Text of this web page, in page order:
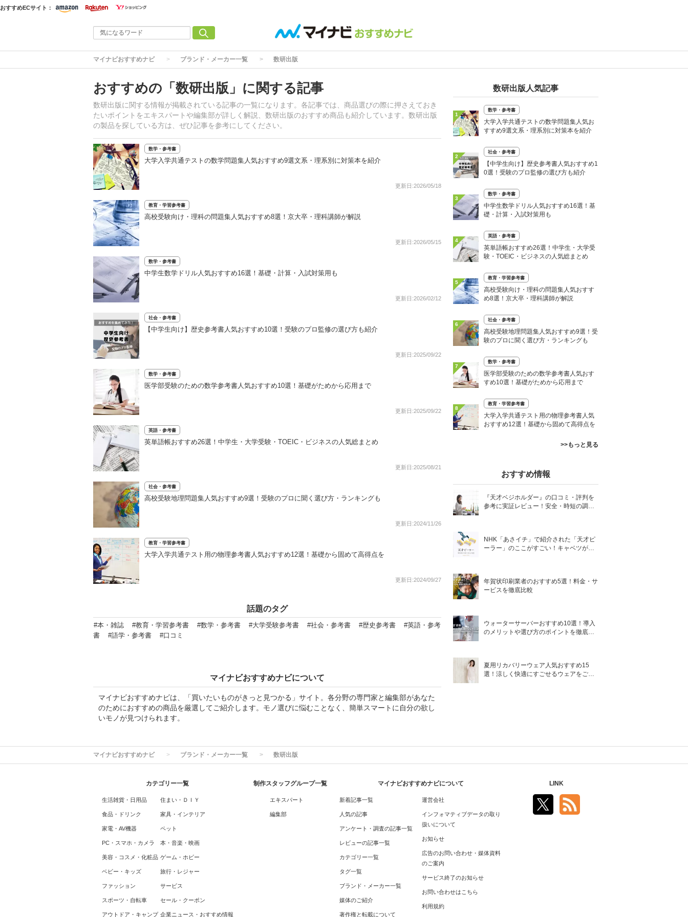
おすすめECサイト：
マイナビおすすめナビ ブランド・メーカー一覧 数研出版
おすすめの「数研出版」に関する記事
数研出版に関する情報が掲載されている記事の一覧になります。各記事では、商品選びの際に押さえておき
たいポイントをエキスパートや編集部が詳しく解説、数研出版のおすすめ商品も紹介しています。数研出版
の製品を探している方は、ぜひ記事を参考にしてください。
数学・参考書
大学入学共通テストの数学問題集人気おすすめ9選文系・理系別に対策本を紹介
更新日:2026/05/18
教育・学習参考書
高校受験向け・理科の問題集人気おすすめ8選！京大卒・理科講師が解説
更新日:2026/05/15
数学・参考書
中学生数学ドリル人気おすすめ16選！基礎・計算・入試対策用も
更新日:2026/02/12
社会・参考書
【中学生向け】歴史参考書人気おすすめ10選！受験のプロ監修の選び方も紹介
更新日:2025/09/22
数学・参考書
医学部受験のための数学参考書人気おすすめ10選！基礎がためから応用まで
更新日:2025/09/22
英語・参考書
英単語帳おすすめ26選！中学生・大学受験・TOEIC・ビジネスの人気総まとめ
更新日:2025/08/21
社会・参考書
高校受験地理問題集人気おすすめ9選！受験のプロに聞く選び方・ランキングも
更新日:2024/11/26
教育・学習参考書
大学入学共通テスト用の物理参考書人気おすすめ12選！基礎から固めて高得点を
更新日:2024/09/27
話題のタグ
#本・雑誌 #教育・学習参考書 #数学・参考書 #大学受験参考書 #社会・参考書 #歴史参考書
#英語・参考
書
#語学・参考書 #口コミ
マイナビおすすめナビについて
マイナビおすすめナビは、「買いたいものがきっと見つかる」サイト。各分野の専門家と編集部があなた
のためにおすすめの商品を厳選してご紹介します。モノ選びに悩むことなく、簡単スマートに自分の欲し
いモノが見つけられます。
数研出版人気記事
1
数学・参考書
大学入学共通テストの数学問題集人気お
すすめ9選文系・理系別に対策本を紹介
2
社会・参考書
【中学生向け】歴史参考書人気おすすめ1
0選！受験のプロ監修の選び方も紹介
3
数学・参考書
中学生数学ドリル人気おすすめ16選！基
礎・計算・入試対策用も
4
英語・参考書
英単語帳おすすめ26選！中学生・大学受
験・TOEIC・ビジネスの人気総まとめ
5
教育・学習参考書
高校受験向け・理科の問題集人気おすす
め8選！京大卒・理科講師が解説
6
社会・参考書
高校受験地理問題集人気おすすめ9選！受
験のプロに聞く選び方・ランキングも
7
数学・参考書
医学部受験のための数学参考書人気おす
すめ10選！基礎がためから応用まで
8
教育・学習参考書
大学入学共通テスト用の物理参考書人気
おすすめ12選！基礎から固めて高得点を
>>もっと見る
おすすめ情報
『天才ベジホルダー』の口コミ・評判を
参考に実証レビュー！安全・時短の調理
NHK「あさイチ」で紹介された「天才ピ
ーラー」のここがすごい！キャベツがほ
年賀状印刷業者のおすすめ5選！料金・サ
ービスを徹底比較
ウォーターサーバーおすすめ10選！導入
のメリットや選び方のポイントを徹底解
夏用リカバリーウェア人気おすすめ15
選！涼しく快適にすごせるウェアをご紹
マイナビおすすめナビ ブランド・メーカー一覧 数研出版
カテゴリー一覧
生活雑貨・日用品
食品・ドリンク
家電・AV機器
PC・スマホ・カメラ
美容・コスメ・化粧品
ベビー・キッズ
ファッション
スポーツ・自転車
アウトドア・キャンプ
住まい・ＤＩＹ
家具・インテリア
ペット
本・音楽・映画
ゲーム・ホビー
旅行・レジャー
サービス
セール・クーポン
企業ニュース・おすすめ情報
制作スタッフグループ一覧
エキスパート
編集部
マイナビおすすめナビについて
新着記事一覧
人気の記事
アンケート・調査の記事一覧
レビューの記事一覧
カテゴリー一覧
タグ一覧
ブランド・メーカー一覧
媒体のご紹介
著作権と転載について
運営会社
インフォマティブデータの取り
扱いについて
お知らせ
広告のお問い合わせ・媒体資料
のご案内
サービス終了のお知らせ
お問い合わせはこちら
利用規約
LINK